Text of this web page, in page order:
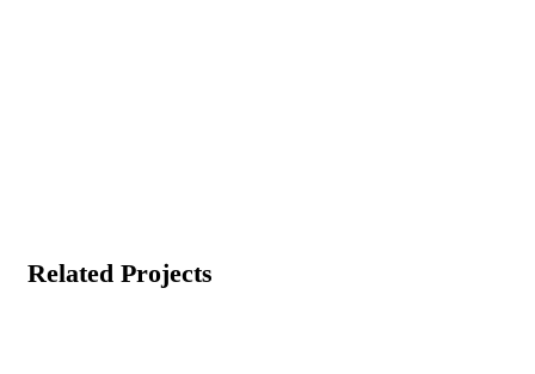
Related Projects